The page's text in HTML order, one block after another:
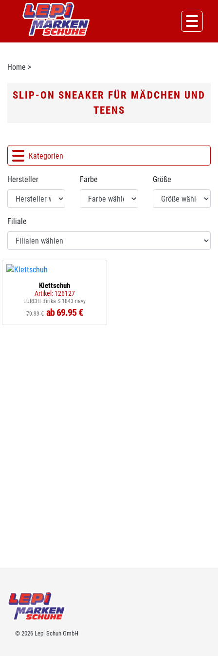
Home >
SLIP-ON SNEAKER FÜR MÄDCHEN UND
TEENS
Kategorien
Hersteller Farbe Größe
Filiale
Klettschuh
Artikel: 126127
LURCHI Birika S 1843 navy
79.99 € ab 69.95 €
© 2026 Lepi Schuh GmbH